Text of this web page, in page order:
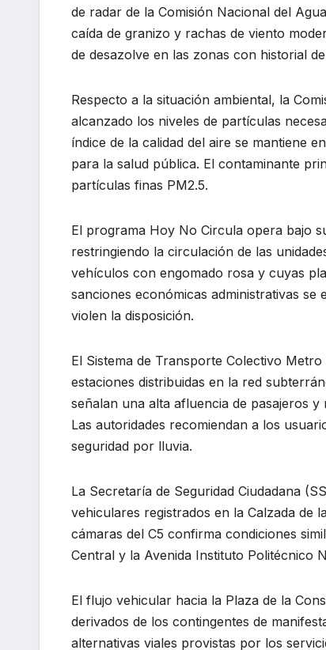
de radar de la Comisión Nacional del
caída de granizo y rachas de viento
de desazolve en las zonas con historial
Respecto a la situación ambiental, la
alcanzado los niveles de partículas
índice de la calidad del aire se mantiene
para la salud pública. El contaminante
partículas finas PM2.5.
El programa Hoy No Circula opera bajo
restringiendo la circulación de las
vehículos con engomado rosa y cuyas
sanciones económicas administrativas
violen la disposición.
El Sistema de Transporte Colectivo
estaciones distribuidas en la red
señalan una alta afluencia de pasajeros
Las autoridades recomiendan a los
seguridad por lluvia.
La Secretaría de Seguridad Ciudadana
vehiculares registrados en la Calzada de
cámaras del C5 confirma condiciones
Central y la Avenida Instituto Politécnico
El flujo vehicular hacia la Plaza de la
derivados de los contingentes de
alternativas viales provistas por los